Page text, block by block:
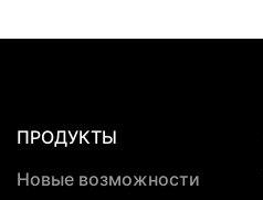
ПРОДУКТЫ
Новые возможности